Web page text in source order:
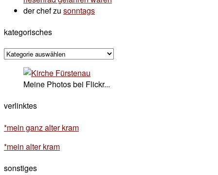
der chefzu sonntags
kategorisches
kategorisches
Meine Photos bei Flickr...
verlinktes
*mein ganz alter kram
*mein alter kram
sonstiges